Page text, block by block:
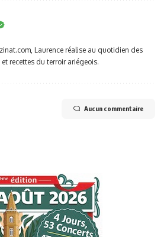
Laurence réalise au quotidien des
recettes du terroir ariégeois.
Aucun commentaire